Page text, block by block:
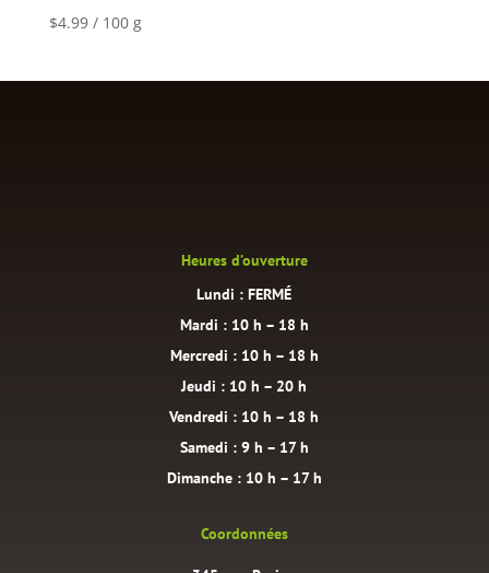
$4.99 / 100 g
Heures d’ouverture
Lundi : FERMÉ
Mardi : 10 h – 18 h
Mercredi : 10 h – 18 h
Jeudi : 10 h – 20 h
Vendredi : 10 h – 18 h
Samedi : 9 h – 17 h
Dimanche : 10 h – 17 h
Coordonnées